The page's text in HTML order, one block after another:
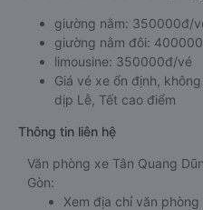
giường nằm: 350000đ/
giường nằm đôi:
limousine: 350000đ/vé
Giá vé xe ổn định,
dịp Lễ, Tết cao điểm
Thông tin liên hệ
Văn phòng xe Tân Quang
Gòn:
Xem địa chỉ văn